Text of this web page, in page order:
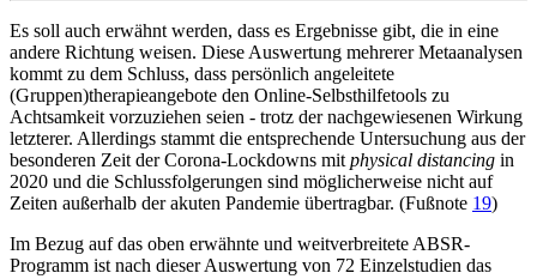
Es soll auch erwähnt werden, dass es Ergebnisse gibt, die in eine
andere Richtung weisen. Diese Auswertung mehrerer Metaanalysen
kommt zu dem Schluss, dass persönlich angeleitete
(Gruppen)therapieangebote den Online-Selbsthilfetools zu
Achtsamkeit vorzuziehen seien - trotz der nachgewiesenen Wirkung
letzterer. Allerdings stammt die entsprechende Untersuchung aus der
besonderen Zeit der Corona-Lockdowns mit physical distancing in
2020 und die Schlussfolgerungen sind möglicherweise nicht auf
Zeiten außerhalb der akuten Pandemie übertragbar. (Fußnote 19)
Im Bezug auf das oben erwähnte und weitverbreitete ABSR-
Programm ist nach dieser Auswertung von 72 Einzelstudien das